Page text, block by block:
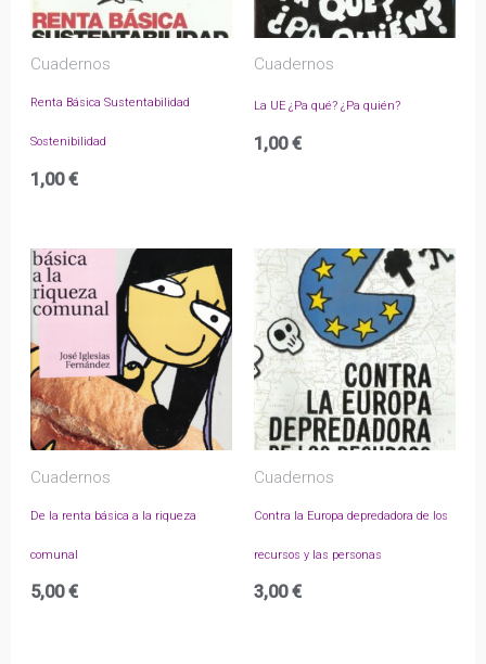
Cuadernos
Renta Básica Sustentabilidad
Sostenibilidad
1,00€
Cuadernos
La UE ¿Pa qué? ¿Pa quién?
1,00€
Cuadernos
De la renta básica a la riqueza
comunal
5,00€
Cuadernos
Contra la Europa depredadora de los
recursos y las personas
3,00€